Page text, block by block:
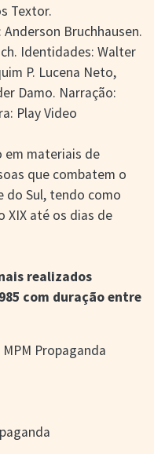
Textor.
Bruchhausen.
Identidades: Walter
P. Lucena Neto,
Damo. Narração:
Play Video
em materiais de
que combatem o
do Sul, tendo como
XIX até os dias de
realizados
com duração entre
Propaganda